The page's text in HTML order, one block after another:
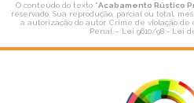
O conteúdo do texto "Acabamento Rústico
reservado. Sua reprodução, parcial ou total,
a autorização do autor. Crime de violação de
Penal – Lei 9610/98 - Lei